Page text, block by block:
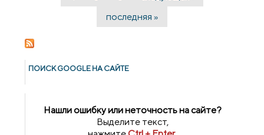
последняя »
ПОИСК GOОGLE НА САЙТЕ
Нашли ошибку или неточность на сайте?
Выделите текст,